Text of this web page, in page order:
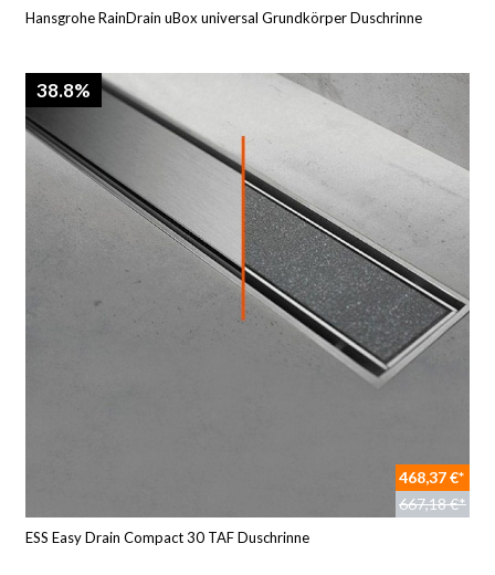
Hansgrohe RainDrain uBox universal Grundkörper Duschrinne
38.8%
468,37 €*
667,18 €*
ESS Easy Drain Compact 30 TAF Duschrinne